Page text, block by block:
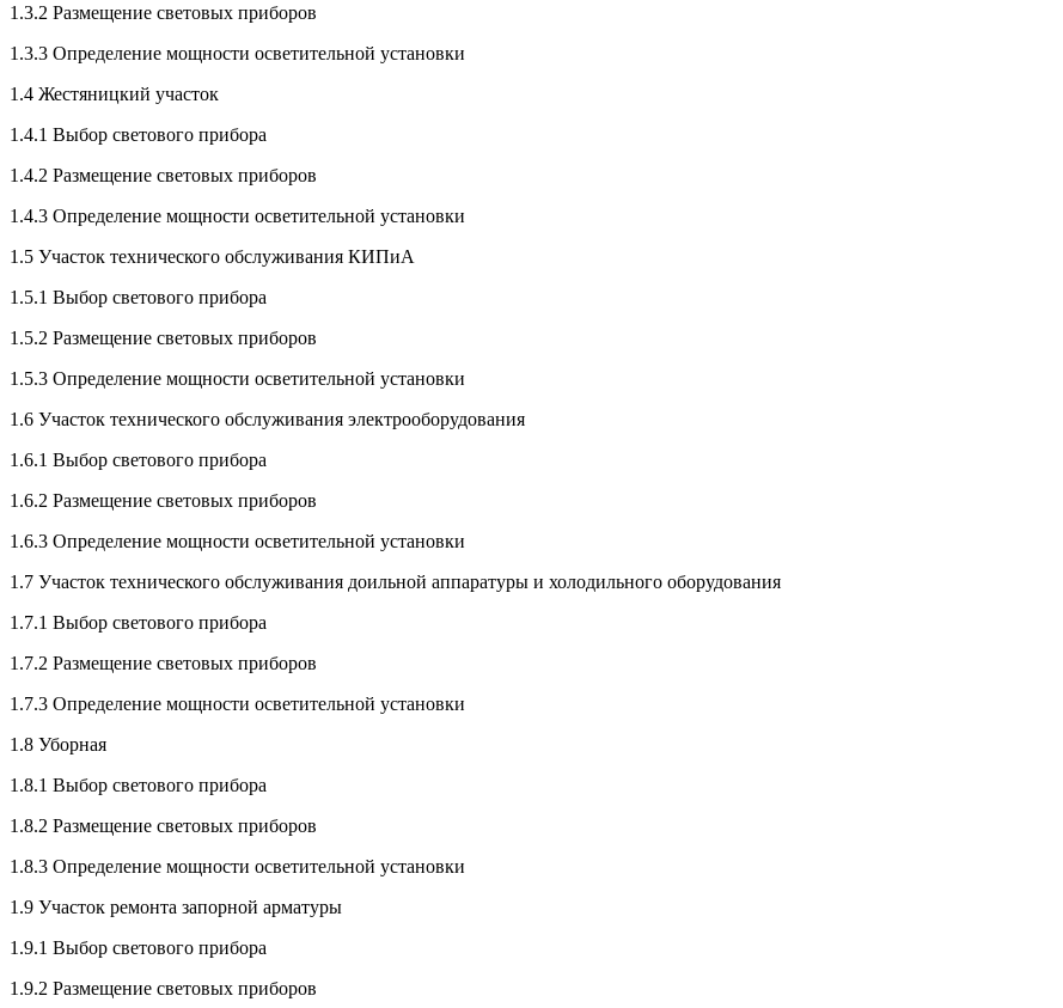
1.3.2 Размещение световых приборов
1.3.3 Определение мощности осветительной установки
1.4 Жестяницкий участок
1.4.1 Выбор светового прибора
1.4.2 Размещение световых приборов
1.4.3 Определение мощности осветительной установки
1.5 Участок технического обслуживания КИПиА
1.5.1 Выбор светового прибора
1.5.2 Размещение световых приборов
1.5.3 Определение мощности осветительной установки
1.6 Участок технического обслуживания электрооборудования
1.6.1 Выбор светового прибора
1.6.2 Размещение световых приборов
1.6.3 Определение мощности осветительной установки
1.7 Участок технического обслуживания доильной аппаратуры и холодильного оборудования
1.7.1 Выбор светового прибора
1.7.2 Размещение световых приборов
1.7.3 Определение мощности осветительной установки
1.8 Уборная
1.8.1 Выбор светового прибора
1.8.2 Размещение световых приборов
1.8.3 Определение мощности осветительной установки
1.9 Участок ремонта запорной арматуры
1.9.1 Выбор светового прибора
1.9.2 Размещение световых приборов